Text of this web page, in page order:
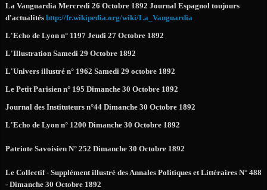
La Vanguardia Mercredi 26 Octobre 1892 Journal Espagnol toujours
d'actualités http://fr.wikipedia.org/wiki/La_Vanguardia
L'Echo de Lyon n° 1197 Jeudi 27 Octobre 1892
L'Illustration Samedi 29 Octobre 1892
L'Univers illustré n° 1962 Samedi 29 octobre 1892
Le Petit Parisien n° 195 Dimanche 30 Octobre 1892
Journal des Instituteurs n°44 Dimanche 30 Octobre 1892
L'Echo de Lyon n° 1200 Dimanche 30 Octobre 1892
Patriote Savoisien N° 252 Dimanche 30 Octobre 1892
Le Collectif - Supplément illustré des Annales Politiques et Littéraires N° 488
- Dimanche 30 Octobre 1892